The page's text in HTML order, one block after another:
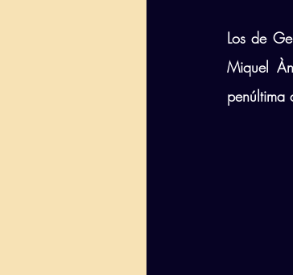
Los de
Miquel
penúltima